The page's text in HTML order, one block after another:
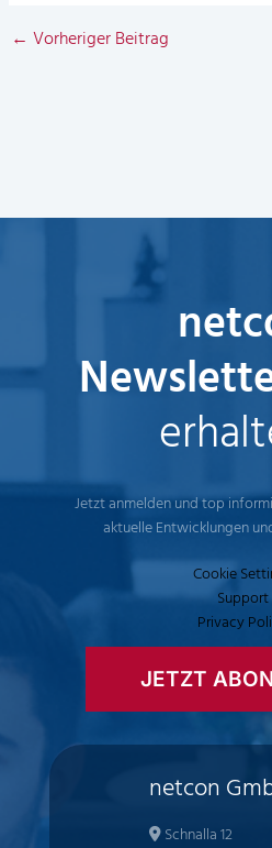
← Vorheriger Beitrag
Jetzt anmelden und top
aktuelle Entwicklungen
Cookie
Support
Privacy
JETZT
netcon
Schnalla 12